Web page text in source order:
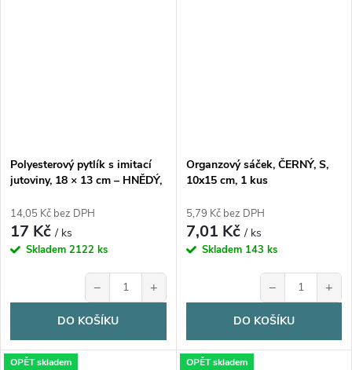
Polyesterový pytlík s imitací
jutoviny, 18 × 13 cm – HNĚDÝ,
14,05 Kč bez DPH
17 Kč/ ks
Skladem 2122 ks
− +
DO KOŠÍKU
Organzový sáček, ČERNÝ, S,
10x15 cm, 1 kus
5,79 Kč bez DPH
7,01 Kč/ ks
Skladem 143 ks
− +
DO KOŠÍKU
OPĚT skladem OPĚT skladem